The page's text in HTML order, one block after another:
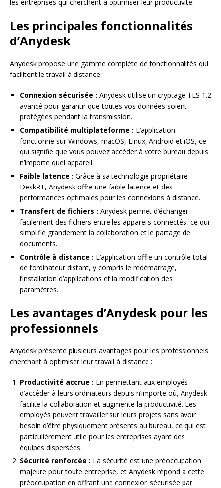
les entreprises qui cherchent à optimiser leur productivité.
Les principales fonctionnalités
d’Anydesk
Anydesk propose une gamme complète de fonctionnalités qui
facilitent le travail à distance :
Connexion sécurisée : Anydesk utilise un cryptage TLS 1.2
avancé pour garantir que toutes vos données soient
protégées pendant la transmission.
Compatibilité multiplateforme : L’application
fonctionne sur Windows, macOS, Linux, Android et iOS, ce
qui signifie que vous pouvez accéder à votre bureau depuis
n’importe quel appareil.
Faible latence : Grâce à sa technologie propriétaire
DeskRT, Anydesk offre une faible latence et des
performances optimales pour les connexions à distance.
Transfert de fichiers : Anydesk permet d’échanger
facilement des fichiers entre les appareils connectés, ce qui
simplifie grandement la collaboration et le partage de
documents.
Contrôle à distance : L’application offre un contrôle total
de l’ordinateur distant, y compris le redémarrage,
l’installation d’applications et la modification des
paramètres.
Les avantages d’Anydesk pour les
professionnels
Anydesk présente plusieurs avantages pour les professionnels
cherchant à optimiser leur travail à distance :
Productivité accrue : En permettant aux employés
d’accéder à leurs ordinateurs depuis n’importe où, Anydesk
facilite la collaboration et augmente la productivité. Les
employés peuvent travailler sur leurs projets sans avoir
besoin d’être physiquement présents au bureau, ce qui est
particulièrement utile pour les entreprises ayant des
équipes dispersées.
Sécurité renforcée : La sécurité est une préoccupation
majeure pour toute entreprise, et Anydesk répond à cette
préoccupation en offrant une connexion sécurisée par